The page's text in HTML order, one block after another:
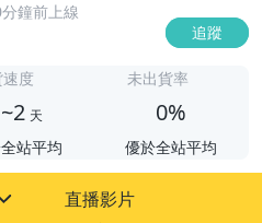
鐘前上線
追蹤
度
天
站平均
未出貨率
0%
優於全站平均
直播影片